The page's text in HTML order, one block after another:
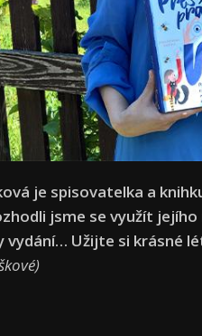
je spisovatelka a
jsme se využít
vydání… Užijte si krásné